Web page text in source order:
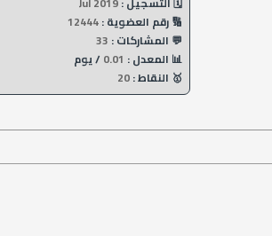
🔢 رقم العضوية :12444
💬 المشاركات : 33
📊 المعدل : 0.01 / يوم
🥇 النقاط :20